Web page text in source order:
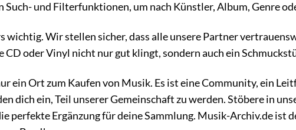
und Filterfunktionen, um nach Künstler, Album, Genre
wichtig. Wir stellen sicher, dass alle unsere Partner
CD oder Vinyl nicht nur gut klingt, sondern auch ein
ein Ort zum Kaufen von Musik. Es ist eine Community, ein
dich ein, Teil unserer Gemeinschaft zu werden. Stöbere in
perfekte Ergänzung für deine Sammlung. Musik-Archiv.de ist